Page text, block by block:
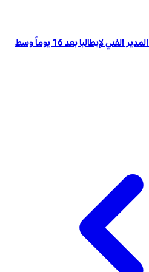
باولو مالديني يستقيل من منصب المدير الفني لإيطاليا بعد 16 يوماً وسط